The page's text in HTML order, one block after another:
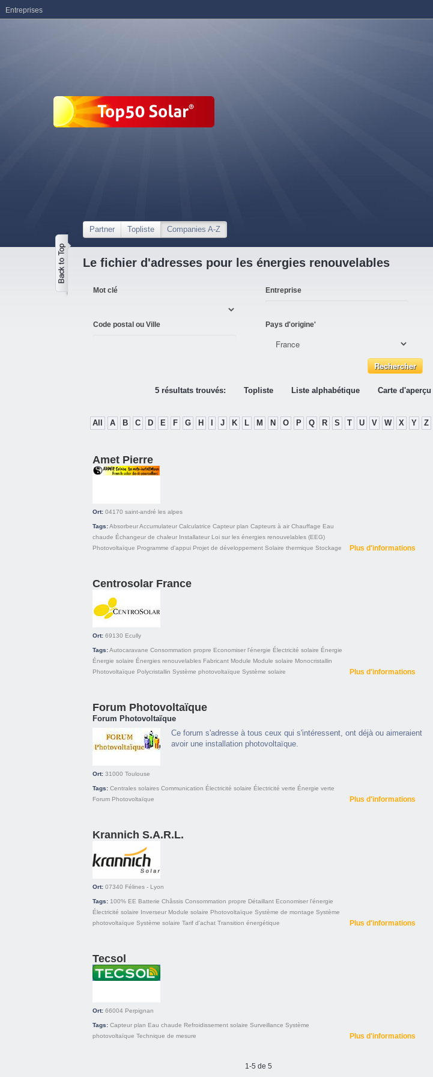
Partner Topliste Companies A-Z
Le fichier d'adresses pour les énergies renouvelables
Mot clé Entreprise
Code postal ou Ville Pays d'origine'
5 résultats trouvés: Topliste Liste alphabétique Carte d'aperçu
All A B C D E F G H J K L M N O P Q R S T U V W X Y Z
Amet Pierre
Ort: 04170 saint-andré les alpes
Tags:AbsorbeurAccumulateur Calculatrice Capteur plan Capteurs à air Chauffage Eau
chaude Échangeur de chaleur Installateur Loi sur les énergies renouvelables (EEG)
Photovoltaïque Programme d'appui Projet de développement Solaire thermique Stockage Plus d'informations
Centrosolar France
Ort: 69130 Ecully
Tags:Autocaravane Consommation propre Economiser l'énergie Électricité solaire Énergie
Énergie solaire Énergies renouvelables Fabricant Module Module solaire Monocristallin
Photovoltaïque Polycristallin Système photovoltaïque Système solaire Plus d'informations
Forum Photovoltaïque
Forum Photovoltaïque
Ce forum s'adresse à tous ceux qui s'intéressent, ont déjà ou aimeraient
avoir une installation photovoltaïque.
Ort: 31000 Toulouse
Tags: Centrales solaires Communication Électricité solaire Électricité verte Énergie verte
Forum Photovoltaïque Plus d'informations
Krannich S.A.R.L.
Ort: 07340 Félines - Lyon
Tags: 100% EE Batterie Châssis Consommation propre Détaillant Economiser l'énergie
Électricité solaire Inverseur Module solaire Photovoltaïque Système de montage Système
photovoltaïque Système solaire Tarif d'achat Transition énergétique Plus d'informations
Tecsol
Ort: 66004 Perpignan
Tags: Capteur plan Eau chaude Refroidissement solaire Surveillance Système
photovoltaïque Technique de mesure Plus d'informations
1-5 de 5
Entreprises